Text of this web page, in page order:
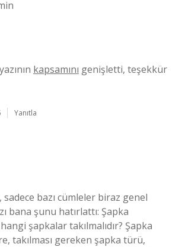
kapsamını genişletti, teşekkür
Yanıtla
sadece bazı cümleler biraz genel
bana şunu hatırlattı: Şapka
şapkalar takılmalıdır? Şapka
takılması gereken şapka türü,